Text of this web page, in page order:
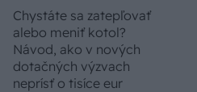
Chystáte sa zatepľovať
alebo meniť kotol?
Návod, ako v nových
dotačných výzvach
neprísť o tisíce eur